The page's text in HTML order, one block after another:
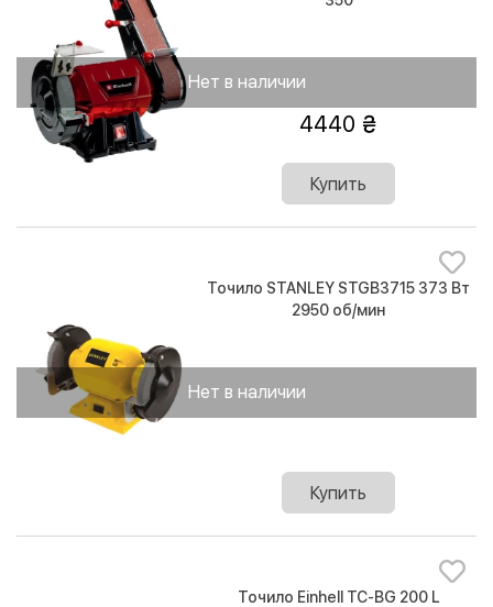
Нет в наличии
4440
Купить
Нет в наличии
Точило STANLEY STGB3715 373 Вт
2950 об/мин
Купить
Точило Einhell TC-BG 200 L